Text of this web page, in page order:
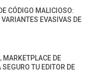
CÓDIGO MALICIOSO:
EVASIVAS DE
MARKETPLACE DE
TU EDITOR DE